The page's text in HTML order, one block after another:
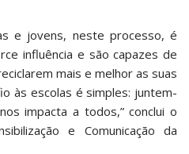
e jovens, neste processo, é
influência e são capazes de
mais e melhor as suas
às escolas é simples: juntem-
impacta a todos,” conclui o
e Comunicação da